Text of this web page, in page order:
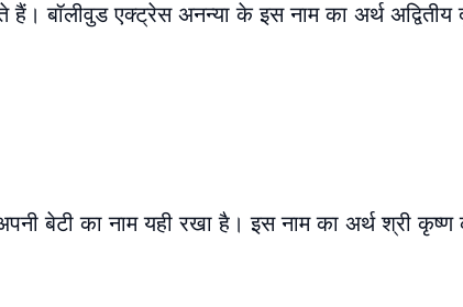
बॉलीवुड एक्ट्रेस अनन्या के इस नाम का अर्थ अद्वितीय
बेटी का नाम यही रखा है। इस नाम का अर्थ श्री कृष्ण